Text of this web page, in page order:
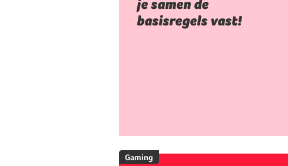
je samen de
basisregels vast!
Gaming